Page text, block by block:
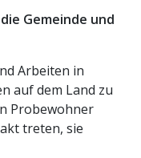
Gemeinde und
Arbeiten in
auf dem Land zu
Probewohner
treten, sie